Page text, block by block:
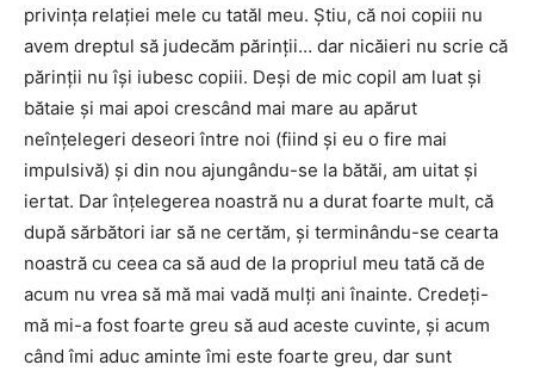
privința relației mele cu tatăl meu. Știu, că noi copiii nu
avem dreptul să judecăm părinții… dar nicăieri nu scrie că
părinții nu își iubesc copiii. Deși de mic copil am luat și
bătaie și mai apoi crescând mai mare au apărut
neînțelegeri deseori între noi (fiind și eu o fire mai
impulsivă) și din nou ajungându-se la bătăi, am uitat și
iertat. Dar înțelegerea noastră nu a durat foarte mult, că
după sărbători iar să ne certăm, și terminându-se cearta
noastră cu ceea ca să aud de la propriul meu tată că de
acum nu vrea să mă mai vadă mulți ani înainte. Credeți-
mă mi-a fost foarte greu să aud aceste cuvinte, și acum
când îmi aduc aminte îmi este foarte greu, dar sunt